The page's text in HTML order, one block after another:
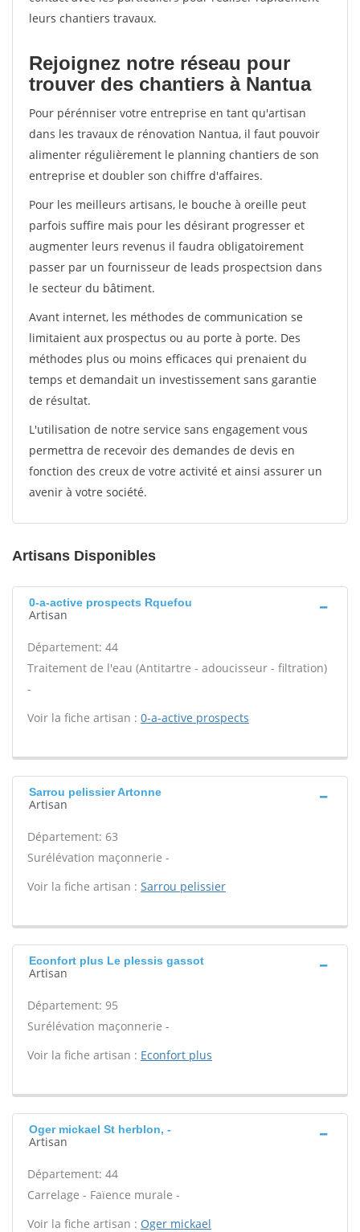
leurs chantiers travaux.
Rejoignez notre réseau pour
trouver des chantiers à Nantua
Pour pérénniser votre entreprise en tant qu'artisan
dans les travaux de rénovation Nantua, il faut pouvoir
alimenter régulièrement le planning chantiers de son
entreprise et doubler son chiffre d'affaires.
Pour les meilleurs artisans, le bouche à oreille peut
parfois suffire mais pour les désirant progresser et
augmenter leurs revenus il faudra obligatoirement
passer par un fournisseur de leads prospectsion dans
le secteur du bâtiment.
Avant internet, les méthodes de communication se
limitaient aux prospectus ou au porte à porte. Des
méthodes plus ou moins efficaces qui prenaient du
temps et demandait un investissement sans garantie
de résultat.
L'utilisation de notre service sans engagement vous
permettra de recevoir des demandes de devis en
fonction des creux de votre activité et ainsi assurer un
avenir à votre société.
Artisans Disponibles
0-a-active prospects Rquefou
Artisan
Département: 44
Traitement de l'eau (Antitartre - adoucisseur - filtration)
-
Voir la fiche artisan : 0-a-active prospects
Sarrou pelissier Artonne
Artisan
Département: 63
Surélévation maçonnerie -
Voir la fiche artisan : Sarrou pelissier
Econfort plus Le plessis gassot
Artisan
Département: 95
Surélévation maçonnerie -
Voir la fiche artisan : Econfort plus
Oger mickael St herblon, -
Artisan
Département: 44
Carrelage - Faïence murale -
Voir la fiche artisan : Oger mickael